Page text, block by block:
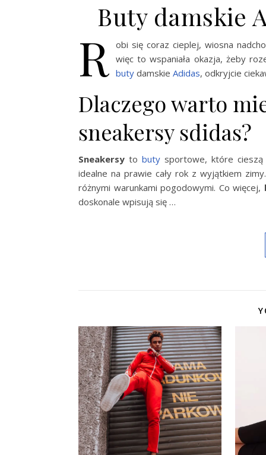
Buty damskie
R obi się coraz cieplej, wiosna
więc to wspaniała okazja, żeby
buty damskie Adidas, odkryjcie
Dlaczego warto
sneakersy sdidas?
Sneakersy to butysportowe, które cieszą
idealne na prawie cały rok z wyjątkiem
różnymi warunkami pogodowymi. Co więcej,
doskonale wpisują się …